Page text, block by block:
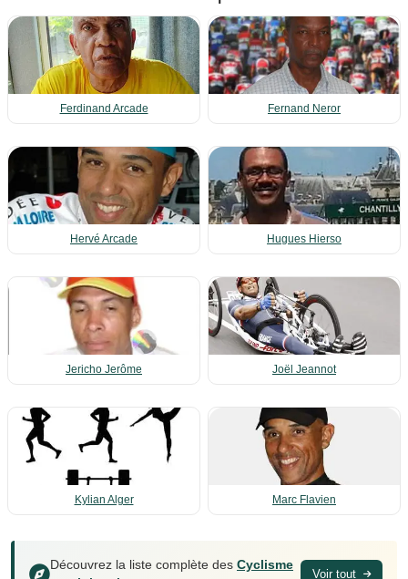
Ferdinand Arcade Fernand Neror
Hervé Arcade Hugues Hierso
Jericho Jerôme Joël Jeannot
Kylian Alger Marc Flavien
Découvrez la liste complète des Cyclisme
Voir tout